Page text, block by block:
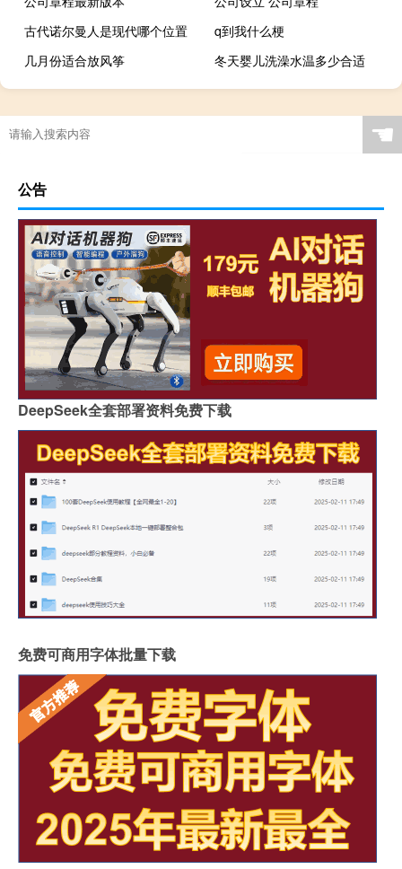
古代诺尔曼人是现代哪个位置
q到我什么梗
几月份适合放风筝
冬天婴儿洗澡水温多少合适
☚
公告
DeepSeek全套部署资料免费下载
免费可商用字体批量下载